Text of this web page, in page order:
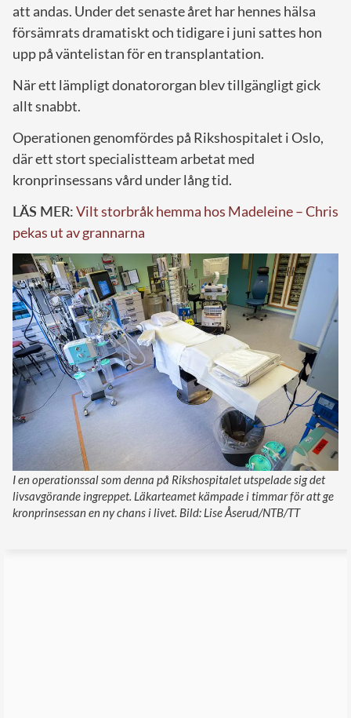
att andas. Under det senaste året har hennes hälsa
försämrats dramatiskt och tidigare i juni sattes hon
upp på väntelistan för en transplantation.
När ett lämpligt donatororgan blev tillgängligt gick
allt snabbt.
Operationen genomfördes på Rikshospitalet i Oslo,
där ett stort specialistteam arbetat med
kronprinsessans vård under lång tid.
LÄS MER:Vilt storbråk hemma hos Madeleine – Chris
pekas ut av grannarna
I en operationssal som denna på Rikshospitalet utspelade sig det
livsavgörande ingreppet. Läkarteamet kämpade i timmar för att ge
kronprinsessan en ny chans i livet. Bild: Lise Åserud/NTB/TT